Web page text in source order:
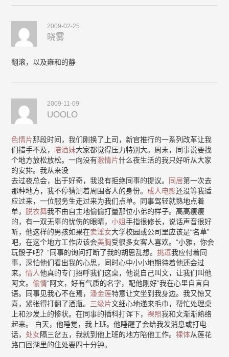
2009-02-25
晓雾
翻滚，以及雍和的静
2009-11-09
UOOLO
色情片那段时间，我们刚换了上司，新官推行的一系列改革让我
们措手不及， 陪酒妹大家都觉得压力特别大。周末，同事说要找
个地方放松放松。一向没有激情片什么夜生活的我只好听从大家
的安排。我从来没
去过夜总会，出于好奇，我没有拒绝同事的提议。 同居第一次去
那种地方，我不停猜测着周围客人的身份。 成人电影还没等我适
应过来，一位服务生走过来为我们点单。同事驾轻就熟地点着
单， 脱衣舞我不由自主地偷偷打量那位小弟的样子。高高瘦瘦
的，有一双无辜的忧伤的眼睛，小姐手指很修长，说话声音很好
听，他这样的男孩如果在卖淫女大学校园或公司里应该是“名草”
吧，在这个地方工作应该会美胸受很多女客人喜欢。“小雅，你会
玩骰子吧？”同事的询问打断了我的胡思乱想。挑逗我应付着同
事，深怕他们看出我的心思，同时心中小小地期待着他还会过
来。情人他真的专门招呼我们这桌，他说自己叫文，让我们叫他
阿文。偷情“阿文，好有气质的名字，配他刚好”我在心里自言自
语。同事见我心不在焉， 潘金莲特意让文坐到我身边。我又惊又
喜，紧张得打翻了酒瓶。 三级片文细心地递来毛巾，帮忙处理桌
上和沙发上的惨状。在同事的插科打诨下，裸照我和文渐渐熟络
起来。 白天，他睡觉，我上班。他睡醒了会给我发消息或打电
话， 处女隔三岔五，我就到他上班的地方陪他工作。裸体从莲花
路口回湖里的住处要四十分钟。